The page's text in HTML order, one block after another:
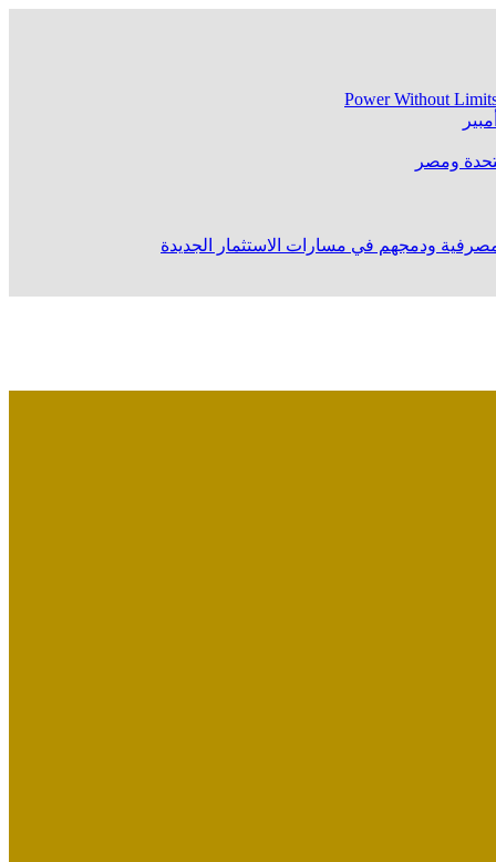
Power Without
ومصر
ودمجهم في مسارات الاستثمار الجديدة